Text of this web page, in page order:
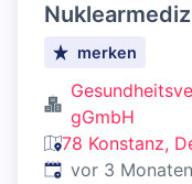
merken
gGmbH
78 Konstanz,
Veröffentlicht:
vor 3 Monaten